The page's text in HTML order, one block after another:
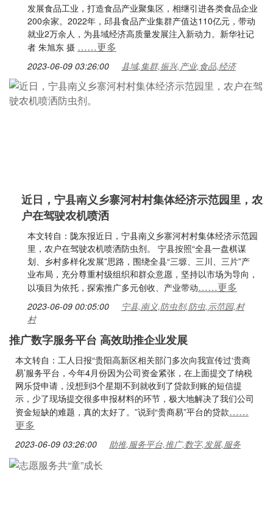
发展食品工业，打造食品产业聚集区，相继引进各类食品企业
200余家。2022年，邱县食品产业集群产值达110亿元，带动
就业2万余人，为县域经济高质量发展注入新动力。新华社记
者 朱旭东 摄 ……更多
2023-06-09 03:26:00 县域,集群,振兴,产业,食品,经济
近日，宁县南义乡寨河村村集体经济示范园里，农
户在驾驶农机喷洒
本文转自：陇东报近日，宁县南义乡寨河村村集体经济示范园
里，农户在驾驶农机喷洒防虫剂。 宁县按照“全县一盘棋谋
划、乡村多样化发展”思路，围绕全县“三塬、三川、三片”产
业布局，充分尊重村级组织和群众意愿，坚持以市场为导向，
以项目为依托，探索推广多元创收、产业带动……更多
2023-06-09 00:05:00
宁县,南义,防虫剂,防虫,示范园,村
村
推广数字服务平台 高效助推企业发展
本文转自：工人日报“贵阳高新区相关部门多次向我宣传过‘贵商
易’服务平台，今年4月份因为公司资金紧张，在上面提交了纳税
网乐贷申请，没想到3个星期不到就收到了贷款到账的短信提
示，少了现场提交很多申报材料的环节，极大地解决了我们公司
资金短缺的难题，真的太好了。”说到“贵商易”平台的贷款……
更多
2023-06-09 03:26:00 助推,服务平台,推广,数字,发展,服务